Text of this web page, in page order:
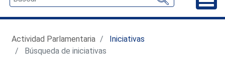
Actividad Parlamentaria
Iniciativas
Búsqueda de iniciativas